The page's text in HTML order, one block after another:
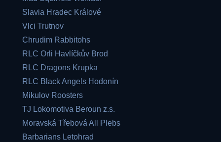
Slavia Hradec Králové
Vlci Trutnov
Chrudim Rabbitohs
RLC Orli Havlíčkův Brod
RLC Dragons Krupka
RLC Black Angels Hodonín
Mikulov Roosters
TJ Lokomotiva Beroun z.s.
Moravská Třebová All Plebs
Barbarians Letohrad